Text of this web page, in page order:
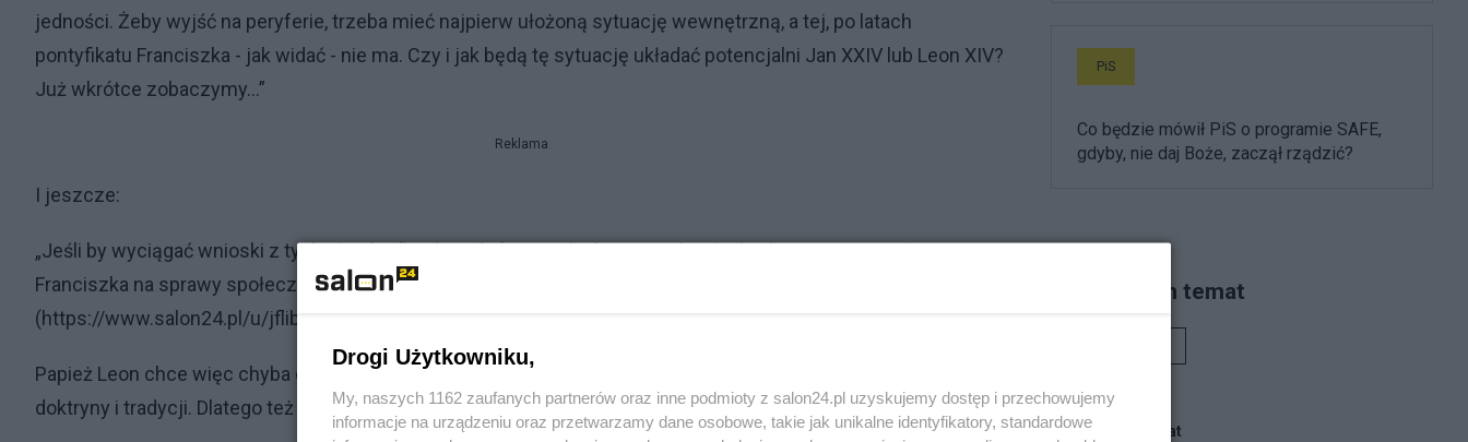
jedności. Żeby wyjść na peryferie, trzeba mieć najpierw ułożoną sytuację wewnętrzną, a tej, po latach
pontyfikatu Franciszka - jak widać - nie ma. Czy i jak będą tę sytuację układać potencjalni Jan XXIV lub Leon XIV?
Już wkrótce zobaczymy…”
Reklama
I jeszcze:
„Jeśli by wyciągać wnioski z tych głosów (kardynałów) to trzeba by powiedzieć tak: chcemy otwartości
Franciszka na sprawy społeczne, ale nie chcemy jego stylu rządzenia i eksperymentów doktrynalnych”.
(https://www.salon24.pl/u/jflibicki/1441402,jak-nam-uloza-kosciol-jan-xxiv-albo-leon-xiv).
Papież Leon chce więc chyba otwierać Kościół na świat, na współczesność, ale bez kwestionowania jego
doktryny i tradycji. Dlatego też prawdopodobnie nie jest Franciszkiem II tylko Leonem XIV właśnie.
PiS
Co będzie mówił PiS o programie SAFE,
gdyby, nie daj Boże, zaczął rządzić?
Piszą na ten temat
Blogi na ten temat
Drogi Użytkowniku,
My, naszych 1162 zaufanych partnerów oraz inne podmioty z salon24.pl uzyskujemy dostęp i przechowujemy
informacje na urządzeniu oraz przetwarzamy dane osobowe, takie jak unikalne identyfikatory, standardowe